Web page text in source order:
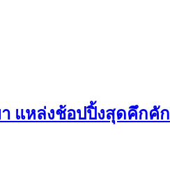
า แหล่งช้อปปิ้งสุดคึกคัก